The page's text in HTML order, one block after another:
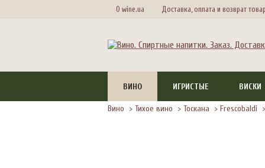
О wine.ua Доставка, оплата и возврат
ВИНО ИГРИСТЫЕ ВИСКИ
Вино > Тихое вино > Тоскана > Frescobaldi >